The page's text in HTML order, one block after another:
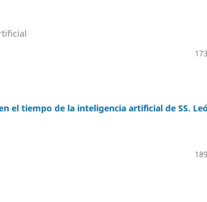
el tiempo de la inteligencia artificial de SS.